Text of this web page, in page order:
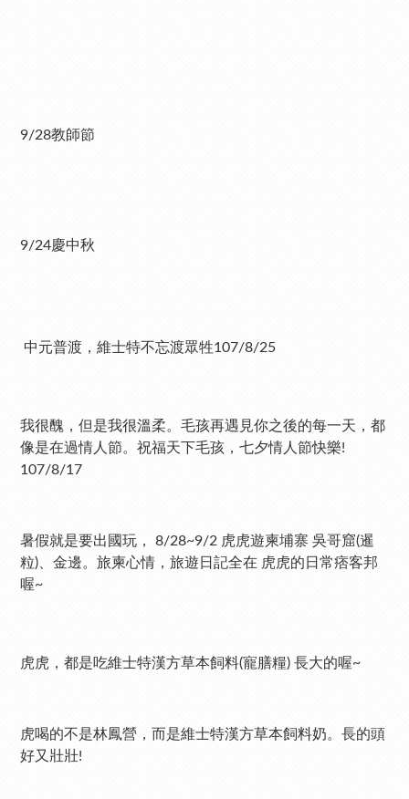
9/28教師節
9/24慶中秋
中元普渡，維士特不忘渡眾牲107/8/25
我很醜，但是我很溫柔。毛孩再遇見你之後的每一天，都
像是在過情人節。祝福天下毛孩，七夕情人節快樂!
107/8/17
暑假就是要出國玩， 8/28~9/2 虎虎遊柬埔寨 吳哥窟(暹
粒)、金邊。旅柬心情，旅遊日記全在 虎虎的日常痞客邦
喔~
虎虎，都是吃維士特漢方草本飼料(寵膳糧) 長大的喔~
虎喝的不是林鳳營，而是維士特漢方草本飼料奶。長的頭
好又壯壯!